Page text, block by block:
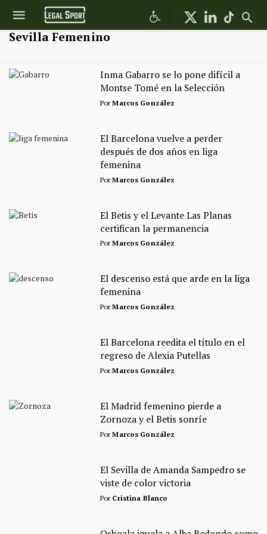
Abrir barra de herramientas
Sevilla Femenino
Inma Gabarro se lo pone difícil a
Montse Tomé en la Selección
PorMarcos González
El Barcelona vuelve a perder
después de dos años en liga
femenina
PorMarcos González
El Betis y el Levante Las Planas
certifican la permanencia
PorMarcos González
El descenso está que arde en la liga
femenina
PorMarcos González
El Barcelona reedita el título en el
regreso de Alexia Putellas
PorMarcos González
El Madrid femenino pierde a
Zornoza y el Betis sonríe
PorMarcos González
El Sevilla de Amanda Sampedro se
viste de color victoria
Por Cristina Blanco